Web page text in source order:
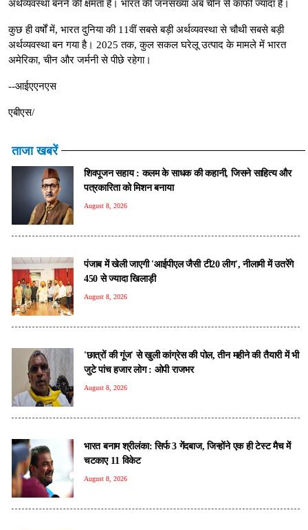
अर्थव्यवस्था बनने की क्षमता है। भारत की जनसंख्या अब चीन से काफी ज्यादा है।
कुछ ही वर्षों में, भारत दुनिया की 11वीं सबसे बड़ी अर्थव्यवस्था से चौथी सबसे बड़ी
अर्थव्यवस्था बन गया है। 2025 तक, कुल सकल घरेलू उत्पाद के मामले में भारत
अमेरिका, चीन और जर्मनी से पीछे रहेगा।
--आईएएनएस
एबीएस/
ताजा खबरें
शिवपूजन सहाय : कलम के साधक की कहानी, जिसने साहित्य और
पत्रकारिता को मिशन बनाया
August 8, 2026
पंजाब में खेली जाएगी 'आईपीएल जैसी टी20 लीग', नीलामी में उतरेंगे
450 से ज्यादा खिलाड़ी
August 8, 2026
'छात्रों की गूंज' से खुली कांग्रेस की पोल, तीन महीने की तैयारी में भी
जुटे पांच हजार लोग : ओपी राजभर
August 8, 2026
भारत बनाम श्रीलंका: सिर्फ 3 गेंदबाज, जिन्होंने एक ही टेस्ट मैच में
चटकाए 11 विकेट
August 8, 2026